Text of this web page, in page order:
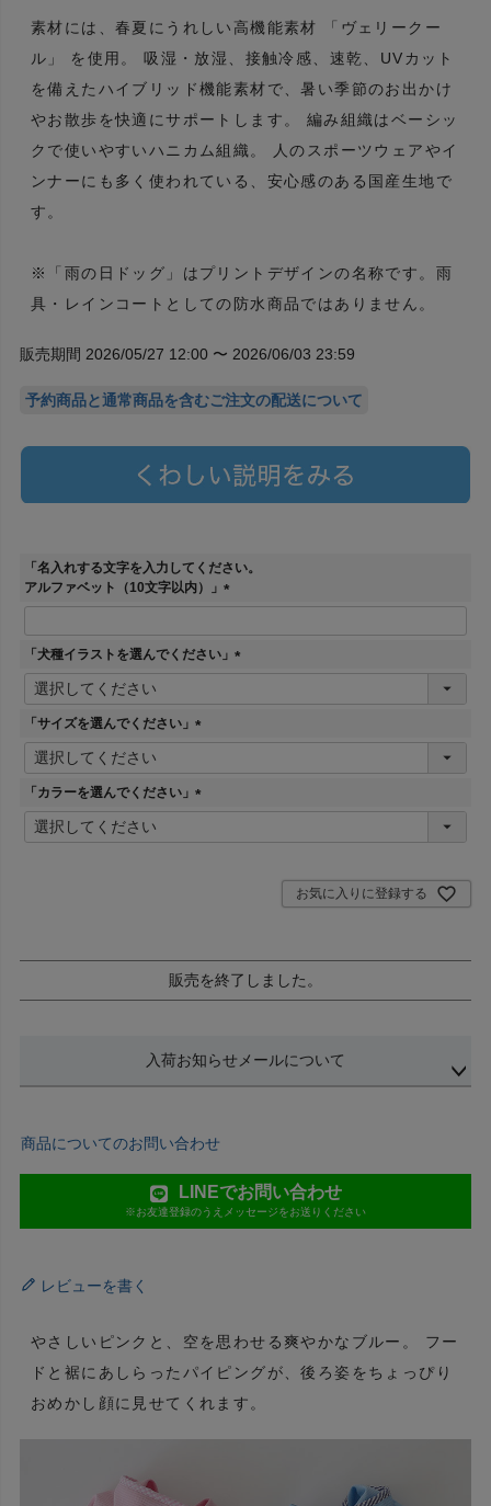
素材には、春夏にうれしい高機能素材 「ヴェリークー
ル」 を使用。 吸湿・放湿、接触冷感、速乾、UVカット
を備えたハイブリッド機能素材で、暑い季節のお出かけ
やお散歩を快適にサポートします。 編み組織はベーシッ
クで使いやすいハニカム組織。 人のスポーツウェアやイ
ンナーにも多く使われている、安心感のある国産生地で
す。
※「雨の日ドッグ」はプリントデザインの名称です。雨
具・レインコートとしての防水商品ではありません。
販売期間 2026/05/27 12:00 〜 2026/06/03 23:59
予約商品と通常商品を含むご注文の配送について
「名入れする文字を入力してください。
アルファベット（10文字以内）」
(
須
)
「犬種イラストを選んでください」
(
「サイズを選んでください」
(
須
「カラーを選んでください」
(
お気に入りに登録する
販売を終了しました。
入荷お知らせメールについて
商品についてのお問い合わせ
LINEでお問い合わせ
※お友達登録のうえメッセージをお送りください
レビューを書く
やさしいピンクと、空を思わせる爽やかなブルー。 フー
ドと裾にあしらったパイピングが、後ろ姿をちょっぴり
おめかし顔に見せてくれます。